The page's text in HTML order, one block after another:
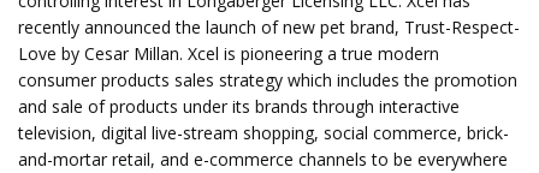
recently announced the launch of new pet brand, Trust-Respect-
Love by Cesar Millan. Xcel is pioneering a true modern
consumer products sales strategy which includes the promotion
and sale of products under its brands through interactive
television, digital live-stream shopping, social commerce, brick-
and-mortar retail, and e-commerce channels to be everywhere